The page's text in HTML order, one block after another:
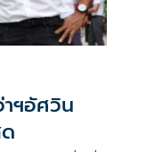
ฯอัศวิน